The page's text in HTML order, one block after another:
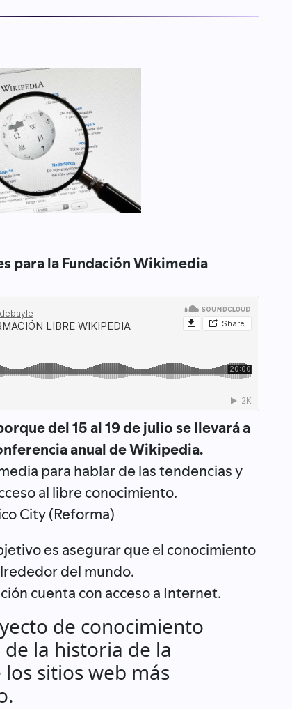
para la Fundación Wikimedia
del 15 al 19 de julio se llevará a
anual de Wikipedia.
para hablar de las tendencias y
al libre conocimiento.
City (Reforma)
es asegurar que el conocimiento
del mundo.
cuenta con acceso a Internet.
de conocimiento
la historia de la
sitios web más